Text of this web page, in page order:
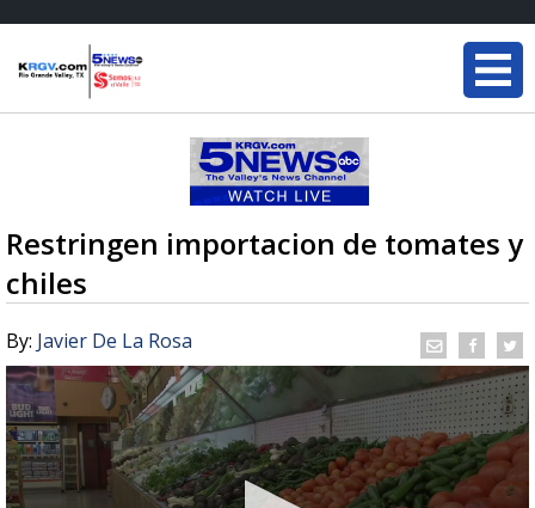
Restringen importacion de tomates y
chiles
By: Javier De La Rosa